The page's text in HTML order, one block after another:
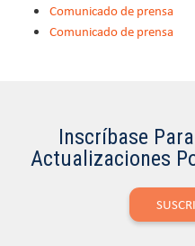
Comunicado de prensa
Comunicado de prensa
Inscríbase
Actualizaciones